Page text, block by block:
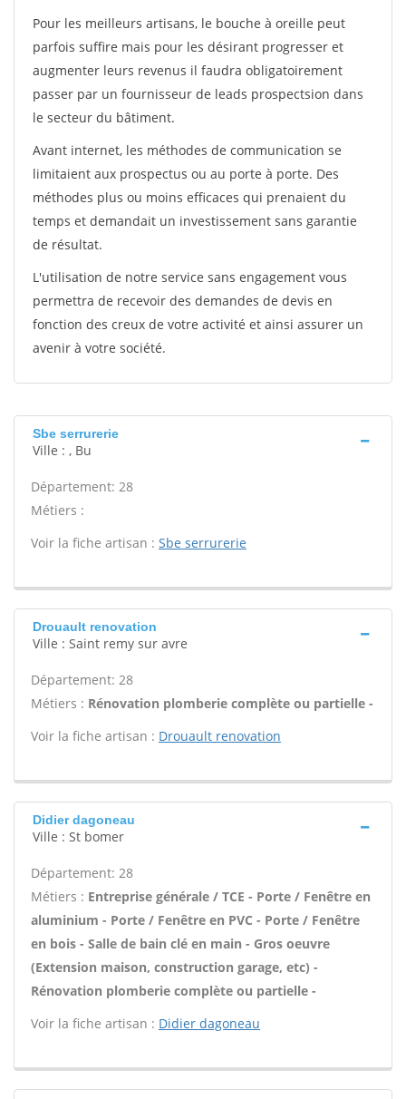
Pour les meilleurs artisans, le bouche à oreille peut
parfois suffire mais pour les désirant progresser et
augmenter leurs revenus il faudra obligatoirement
passer par un fournisseur de leads prospectsion dans
le secteur du bâtiment.
Avant internet, les méthodes de communication se
limitaient aux prospectus ou au porte à porte. Des
méthodes plus ou moins efficaces qui prenaient du
temps et demandait un investissement sans garantie
de résultat.
L'utilisation de notre service sans engagement vous
permettra de recevoir des demandes de devis en
fonction des creux de votre activité et ainsi assurer un
avenir à votre société.
Sbe serrurerie
Ville : , Bu
Département: 28
Métiers :
Voir la fiche artisan : Sbe serrurerie
Drouault renovation
Ville : Saint remy sur avre
Département: 28
Métiers : Rénovation plomberie complète ou partielle -
Voir la fiche artisan : Drouault renovation
Didier dagoneau
Ville : St bomer
Département: 28
Métiers : Entreprise générale / TCE - Porte / Fenêtre en
aluminium - Porte / Fenêtre en PVC - Porte / Fenêtre
en bois - Salle de bain clé en main - Gros oeuvre
(Extension maison, construction garage, etc) -
Rénovation plomberie complète ou partielle -
Voir la fiche artisan : Didier dagoneau